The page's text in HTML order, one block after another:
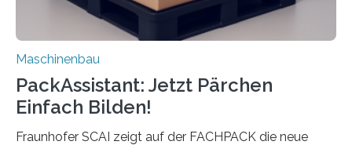
Maschinenbau
PackAssistant: Jetzt Pärchen
Einfach Bilden!
Fraunhofer SCAI zeigt auf der FACHPACK die neue